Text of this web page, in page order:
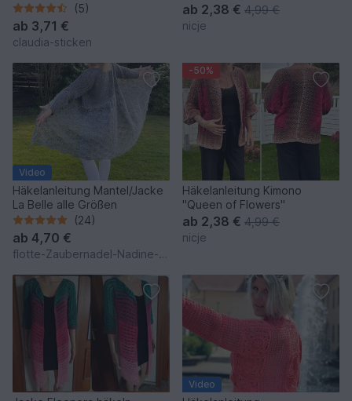
(5)
ab 3,71 €
claudia-sticken
ab 2,38 € 4,99 €
nicje
Video
Häkelanleitung Mantel/Jacke
La Belle alle Größen
(24)
ab 4,70 €
flotte-Zaubernadel-Nadine-Eckh
-50%
Häkelanleitung Kimono
"Queen of Flowers"
ab 2,38 € 4,99 €
nicje
Video